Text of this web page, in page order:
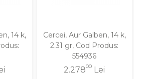
14 k,
Cercei, Aur Galben, 14 k,
2.31 gr, Cod Produs:
554936
2.27800 Lei